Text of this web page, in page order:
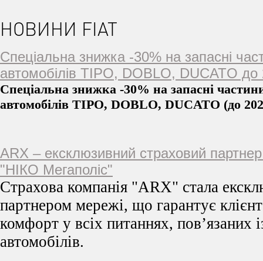
НОВИНИ FIAT
Спеціальна знижка -30% на запасні
автомобілів TIPO, DOBLO, DUCATO до
Спеціальна знижка -30% на запасні
автомобілів TIPO, DOBLO, DUCATO (до
ARX – ексклюзивний страховий
"НІКО Мегаполіс"
Страхова компанія "ARX" стала
партнером мережі, що гарантує
комфорт у всіх питаннях, пов’язаних
автомобілів.